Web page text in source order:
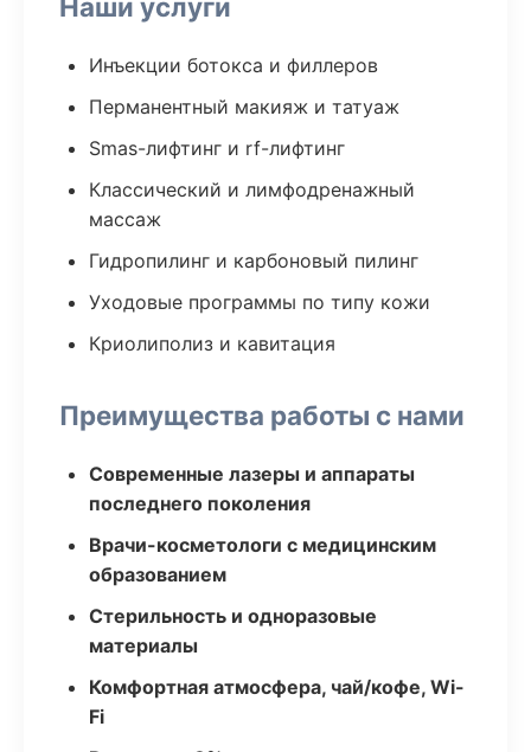
Наши услуги
Инъекции ботокса и филлеров
Перманентный макияж и татуаж
Smas-лифтинг и rf-лифтинг
Классический и лимфодренажный
массаж
Гидропилинг и карбоновый пилинг
Уходовые программы по типу кожи
Криолиполиз и кавитация
Преимущества работы с нами
Современные лазеры и аппараты
последнего поколения
Врачи-косметологи с медицинским
образованием
Стерильность и одноразовые
материалы
Комфортная атмосфера, чай/кофе, Wi-
Fi